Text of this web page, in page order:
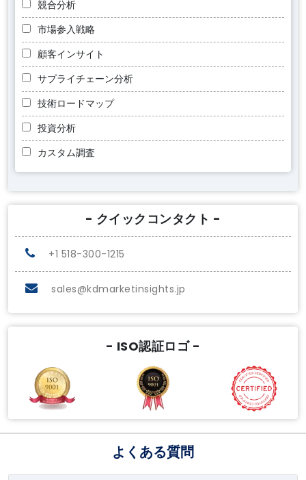
競合分析
市場参入戦略
顧客インサイト
サプライチェーン分析
技術ロードマップ
投資分析
カスタム調査
- クイックコンタクト -
+1 518-300-1215
sales@kdmarketinsights.jp
- ISO認証ロゴ -
よくある質問